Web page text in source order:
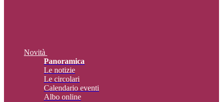
Novità
Panoramica
Le notizie
Le circolari
Calendario eventi
Albo online